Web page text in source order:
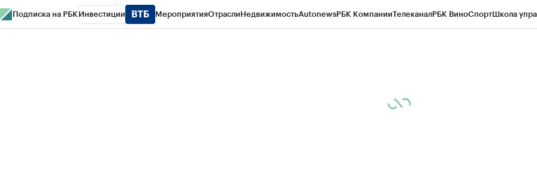
Подписка на РБК Инвестиции МероприятияОтраслиНедвижимостьAutonewsРБК КомпанииТелеканалРБК ВиноСпортШкола